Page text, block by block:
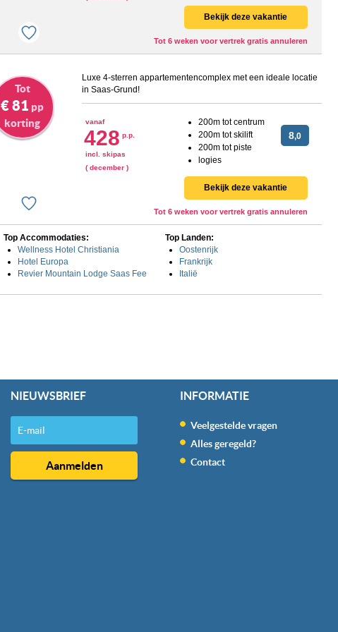
Bekijk deze vakantie
Tot 6 weken voor vertrek gratis annuleren
Tot
€ 81 pp
korting
Luxe 4-sterren appartementencomplex met een ideale locatie
in Saas-Grund!
vanaf
428 p.p.
incl. skipas
( december )
200m tot centrum
200m tot skilift
200m tot piste
logies
8,0
Bekijk deze vakantie
Tot 6 weken voor vertrek gratis annuleren
Top Accommodaties:
Wellness Hotel Christiania
Hotel Europa
Revier Mountain Lodge Saas Fee
Top Landen:
Oostenrijk
Frankrijk
Italië
NIEUWSBRIEF INFORMATIE
Veelgestelde vragen
Alles geregeld?
Contact